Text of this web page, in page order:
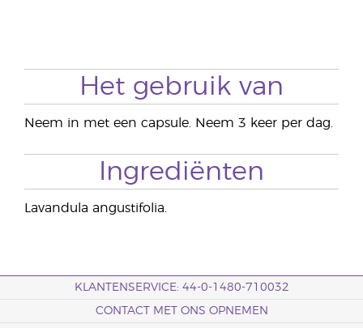
Het gebruik van
Neem in met een capsule. Neem 3 keer per dag.
Ingrediënten
Lavandula angustifolia.
KLANTENSERVICE: 44-0-1480-710032
CONTACT MET ONS OPNEMEN